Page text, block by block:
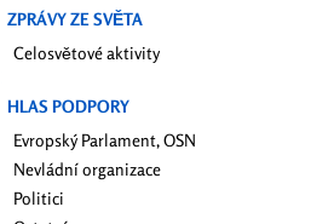
ZPRÁVY ZE SVĚTA
Celosvětové aktivity
HLAS PODPORY
Evropský Parlament, OSN
Nevládní organizace
Politici